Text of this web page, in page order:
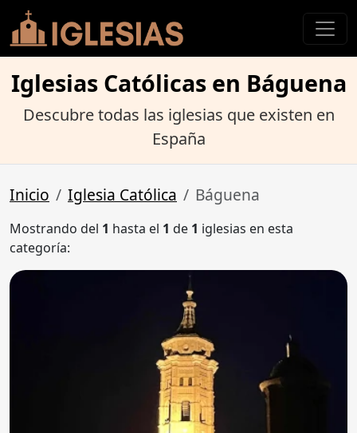
Iglesias Católicas en Báguena
Descubre todas las iglesias que existen en
España
Inicio Iglesia Católica Báguena
Mostrando del 1 hasta el 1 de 1 iglesias en esta
categoría: